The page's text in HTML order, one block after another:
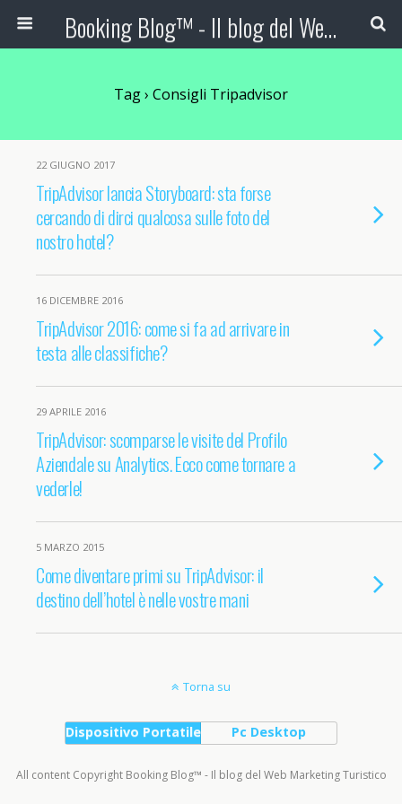
Booking Blog™ - Il blog del Web Marketing Turistico
Tag › Consigli Tripadvisor
22 GIUGNO 2017
TripAdvisor lancia Storyboard: sta forse
cercando di dirci qualcosa sulle foto del
nostro hotel?
16 DICEMBRE 2016
TripAdvisor 2016: come si fa ad arrivare in
testa alle classifiche?
29 APRILE 2016
TripAdvisor: scomparse le visite del Profilo
Aziendale su Analytics. Ecco come tornare a
vederle!
5 MARZO 2015
Come diventare primi su TripAdvisor: il
destino dell’hotel è nelle vostre mani
Torna su
Dispositivo Portatile Pc Desktop
All content Copyright Booking Blog™ - Il blog del Web Marketing Turistico